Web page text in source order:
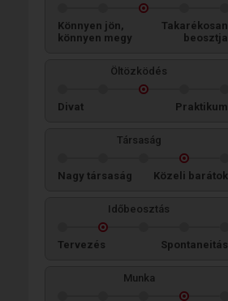
Könnyen jön,
könnyen megy
Takarékosan
beosztja
Öltözködés
Divat Praktikum
Társaság
Nagy társaság Közeli barátok
Időbeosztás
Tervezés Spontaneitás
Munka